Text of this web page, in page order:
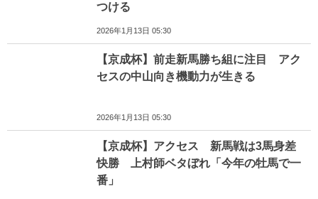
つける
2026年1月13日 05:30
【京成杯】前走新馬勝ち組に注目 アク
セスの中山向き機動力が生きる
2026年1月13日 05:30
【京成杯】アクセス 新馬戦は3馬身差
快勝 上村師ベタぼれ「今年の牡馬で一
番」